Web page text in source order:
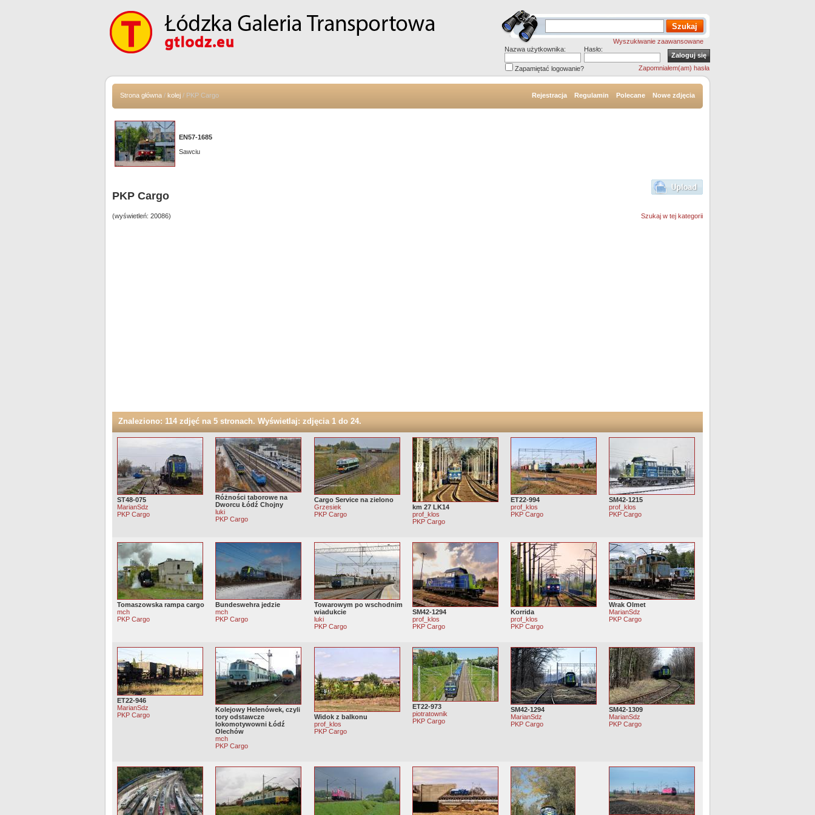
Wyszukiwanie zaawansowane
Nazwa użytkownika:
Hasło:
Zapamiętać logowanie? Zapomniałem(am) hasła
Strona główna / kolej / PKP Cargo Rejestracja Regulamin Polecane Nowe zdjęcia
EN57-1685
Sawciu
PKP Cargo
(wyświetleń: 20086) Szukaj w tej kategorii
Znaleziono: 114 zdjęć na 5 stronach. Wyświetlaj: zdjęcia 1 do 24.
ST48-075
MarianSdz
PKP Cargo
Różności taborowe na
Dworcu Łódź Chojny
luki
PKP Cargo
Cargo Service na zielono
Grzesiek
PKP Cargo
km 27 LK14
prof_klos
PKP Cargo
ET22-994
prof_klos
PKP Cargo
SM42-1215
prof_klos
PKP Cargo
Tomaszowska rampa cargo
mch
PKP Cargo
Bundeswehra jedzie
mch
PKP Cargo
Towarowym po wschodnim
wiadukcie
luki
PKP Cargo
SM42-1294
prof_klos
PKP Cargo
Korrida
prof_klos
PKP Cargo
Wrak Olmet
MarianSdz
PKP Cargo
ET22-946
MarianSdz
PKP Cargo
Kolejowy Helenówek, czyli
tory odstawcze
lokomotywowni Łódź
Olechów
mch
PKP Cargo
Widok z balkonu
prof_klos
PKP Cargo
ET22-973
piotratownik
PKP Cargo
SM42-1294
MarianSdz
PKP Cargo
SM42-1309
MarianSdz
PKP Cargo